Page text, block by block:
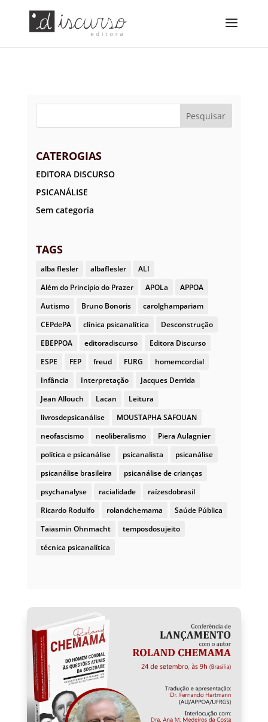
CATEROGIAS
EDITORA DISCURSO
PSICANÁLISE
Sem categoria
TAGS
alba flesler albaflesler
ALI
Além do Princípio do Prazer
APOLa
APPOA
Autismo
Bruno Bonoris
carolghampariam
CEPdePA
clínica psicanalítica
Desconstrução
EBEPPOA
editoradiscurso
Editora Discurso
ESPE
FEP freud FURG
homemcordial
Infância
Interpretação
Jacques Derrida
Jean Allouch
Lacan
Leitura
livrosdepsicanálise
MOUSTAPHA SAFOUAN
neofascismo
neoliberalismo
Piera Aulagnier
política e psicanálise
psicanalista
psicanálise
psicanálise brasileira
psicanálise de crianças
psychanalyse
racialidade
raízesdobrasil
Ricardo Rodulfo
rolandchemama
Saúde Pública
Taiasmin Ohnmacht
temposdosujeito
técnica psicanalítica